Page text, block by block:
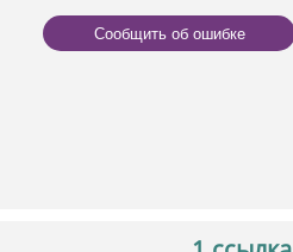
Сообщить об ошибке